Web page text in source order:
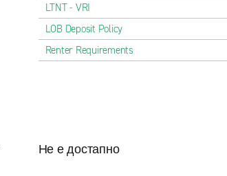
LTNT - VRI
LOB Deposit Policy
Renter Requirements
Не е достапно